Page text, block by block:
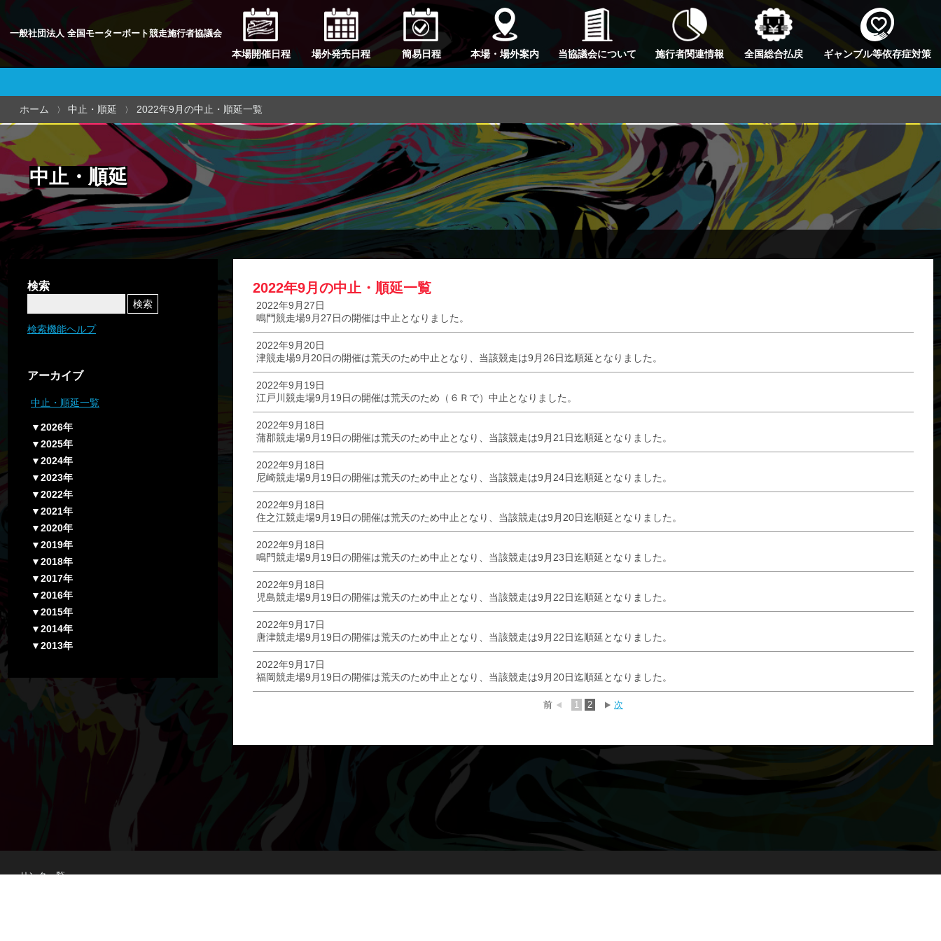
一般社団法人 全国モーターボート競走施行者協議会
本場開催日程 場外発売日程 簡易日程 本場・場外案内 当協議会について 施行者関連情報 全国総合払戻 ギャンブル等依存症対策
中止・順延
ホーム 中止・順延 2022年9月の中止・順延一覧
検索
検索機能ヘルプ
アーカイブ
中止・順延一覧
▼2026年
▼2025年
▼2024年
▼2023年
▼2022年
▼2021年
▼2020年
▼2019年
▼2018年
▼2017年
▼2016年
▼2015年
▼2014年
▼2013年
2022年9月の中止・順延一覧
2022年9月27日
鳴門競走場9月27日の開催は中止となりました。
2022年9月20日
津競走場9月20日の開催は荒天のため中止となり、当該競走は9月26日迄順延となりました。
2022年9月19日
江戸川競走場9月19日の開催は荒天のため（６Ｒで）中止となりました。
2022年9月18日
蒲郡競走場9月19日の開催は荒天のため中止となり、当該競走は9月21日迄順延となりました。
2022年9月18日
尼崎競走場9月19日の開催は荒天のため中止となり、当該競走は9月24日迄順延となりました。
2022年9月18日
住之江競走場9月19日の開催は荒天のため中止となり、当該競走は9月20日迄順延となりました。
2022年9月18日
鳴門競走場9月19日の開催は荒天のため中止となり、当該競走は9月23日迄順延となりました。
2022年9月18日
児島競走場9月19日の開催は荒天のため中止となり、当該競走は9月22日迄順延となりました。
2022年9月17日
唐津競走場9月19日の開催は荒天のため中止となり、当該競走は9月22日迄順延となりました。
2022年9月17日
福岡競走場9月19日の開催は荒天のため中止となり、当該競走は9月20日迄順延となりました。
前 1 2 次
リンク一覧